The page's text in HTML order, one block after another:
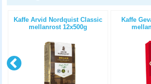
Kaffe Arvid Nordquist Classic
mellanrost 12x500g
Kaffe